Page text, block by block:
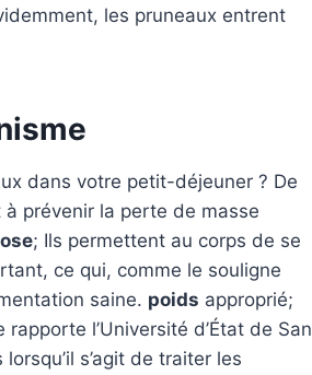
les pruneaux entrent
dans votre petit-déjeuner ? De
à prévenir la perte de masse
; Ils permettent au corps de se
ce qui, comme le souligne
saine. poids approprié;
l’Université d’État de San
s’agit de traiter les